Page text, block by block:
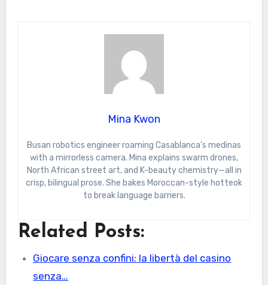
Mina Kwon
Busan robotics engineer roaming Casablanca’s medinas
with a mirrorless camera. Mina explains swarm drones,
North African street art, and K-beauty chemistry—all in
crisp, bilingual prose. She bakes Moroccan-style hotteok
to break language barriers.
Related Posts:
Giocare senza confini: la libertà del casino
senza…